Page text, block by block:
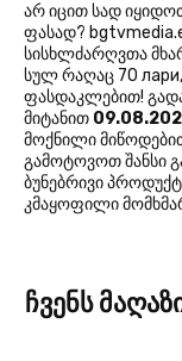
არ იცით სად
ფასად?
სისხლძარღვთა
სულ რაღაც 70
ფასდაკლებით!
მიტანით
მოქნილი
გამოტოვოთ შანსი
ბუნებრივი
კმაყოფილი
ჩვენს